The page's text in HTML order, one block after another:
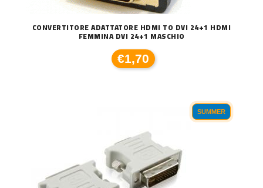
CONVERTITORE ADATTATORE HDMI TO DVI 24+1 HDMI
FEMMINA DVI 24+1 MASCHIO
€1,70
SUMMER